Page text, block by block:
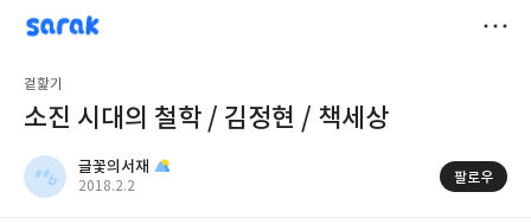
sarak
글꽃의서재
겉핥기
소진 시대의 철학 / 김정현 / 책세상
글꽃의서재
작
2018.2.2
팔로우